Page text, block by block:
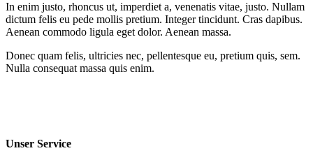
In enim justo, rhoncus ut, imperdiet a, venenatis vitae, justo. Nullam
dictum felis eu pede mollis pretium. Integer tincidunt. Cras dapibus.
Aenean commodo ligula eget dolor. Aenean massa.
Donec quam felis, ultricies nec, pellentesque eu, pretium quis, sem.
Nulla consequat massa quis enim.
Unser Service